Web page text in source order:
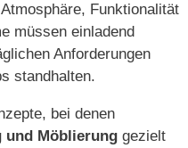
Funktionalität
müssen einladend
Anforderungen
standhalten.
bei denen
und Möblierung gezielt